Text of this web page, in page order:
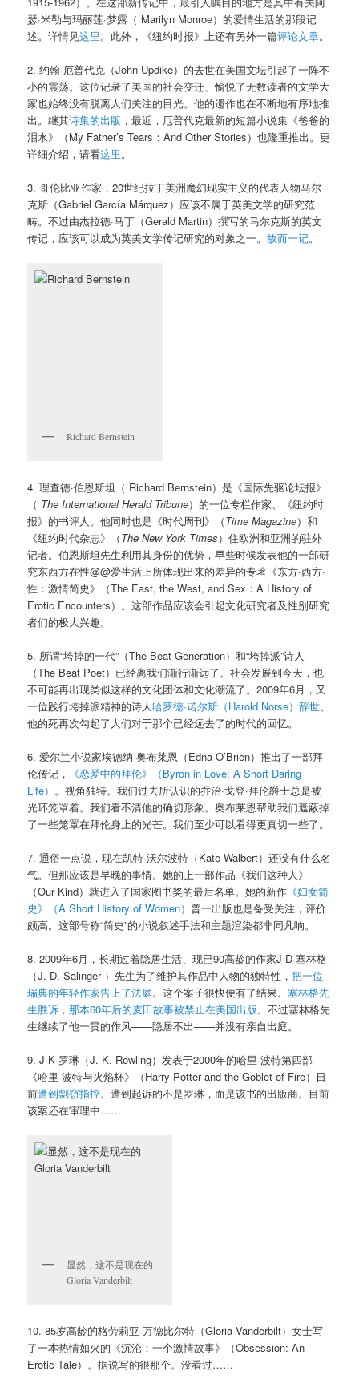
瑟·米勒与玛丽莲·梦露（ Marilyn Monroe）的爱情生活的那段记
述。详情见这里。此外，《纽约时报》上还有另外一篇评论文章。
2. 约翰·厄普代克（John Updike）的去世在美国文坛引起了一阵不
小的震荡。这位记录了美国的社会变迁、愉悦了无数读者的文学大
家也始终没有脱离人们关注的目光。他的遗作也在不断地有序地推
出。继其诗集的出版 ，最近，厄普代克最新的短篇小说集《爸爸的
泪水》（My Father’s Tears：And Other Stories）也隆重推出。更
详细介绍，请看这里。
3. 哥伦比亚作家，20世纪拉丁美洲魔幻现实主义的代表人物马尔
克斯（Gabriel García Márquez）应该不属于英美文学的研究范
畴。不过由杰拉德·马丁（Gerald Martin）撰写的马尔克斯的英文
传记，应该可以成为英美文学传记研究的对象之一。故而一记。
Richard Bernstein
4. 理查德·伯恩斯坦（ Richard Bernstein）是《国际先驱论坛报》
（ The International Herald Tribune）的一位专栏作家、《纽约时
报》的书评人。他同时也是《时代周刊》（Time Magazine）和
《纽约时代杂志》（The New York Times）住欧洲和亚洲的驻外
记者。伯恩斯坦先生利用其身份的优势，早些时候发表他的一部研
究东西方在性@@爱生活上所体现出来的差异的专著《东方·西方·
性：激情简史》（The East, the West, and Sex：A History of
Erotic Encounters）。这部作品应该会引起文化研究者及性别研究
者们的极大兴趣。
5. 所谓“垮掉的一代”（The Beat Generation）和“垮掉派”诗人
（The Beat Poet）已经离我们渐行渐远了。社会发展到今天，也
不可能再出现类似这样的文化团体和文化潮流了。2009年6月，又
一位践行垮掉派精神的诗人哈罗德·诺尔斯（Harold Norse）辞世。
他的死再次勾起了人们对于那个已经远去了的时代的回忆。
6. 爱尔兰小说家埃德纳·奥布莱恩（Edna O’Brien）推出了一部拜
伦传记，
《恋爱中的拜伦》（Byron in Love: A Short Daring
Life） 。视角独特。我们过去所认识的乔治·戈登·拜伦爵士总是被
光环笼罩着。我们看不清他的确切形象。奥布莱恩帮助我们遮蔽掉
了一些笼罩在拜伦身上的光芒。我们至少可以看得更真切一些了。
7. 通俗一点说，现在凯特·沃尔波特（Kate Walbert）还没有什么名
气。但那应该是早晚的事情。她的上一部作品《我们这种人》
（Our Kind）就进入了国家图书奖的最后名单。她的新作 《妇女简
史》（A Short History of Women）普一出版也是备受关注，评价
颇高。这部号称“简史”的小说叙述手法和主题渲染都非同凡响。
8. 2009年6月，长期过着隐居生活、现已90高龄的作家J·D·塞林格
（J. D. Salinger ）先生为了维护其作品中人物的独特性，把一位
瑞典的年轻作家告上了法庭。这个案子很快便有了结果。塞林格先
生胜诉，那本60年后的麦田故事被禁止在美国出版。不过塞林格先
生继续了他一贯的作风——隐居不出——并没有亲自出庭。
9. J·K·罗琳（J. K. Rowling）发表于2000年的哈里·波特第四部
《哈里·波特与火焰杯》（Harry Potter and the Goblet of Fire）日
前遭到剽窃指控。遭到起诉的不是罗琳，而是该书的出版商。目前
该案还在审理中……
显然，这不是现在的
Gloria Vanderbilt
10. 85岁高龄的格劳莉亚·万德比尔特（Gloria Vanderbilt）女士写
了一本热情如火的《沉沦：一个激情故事》（Obsession: An
Erotic Tale）。据说写的很那个。没看过……